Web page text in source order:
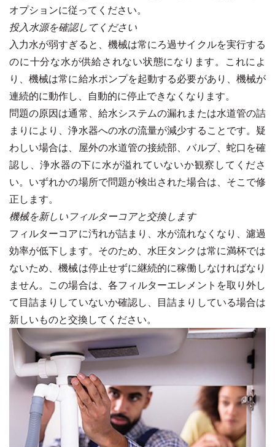
オプションに従ってください。
投入水源を確認してください
入力水が弱すぎると、機械は常にろ過サイクルを実行する
のに十分な水が供給されない状態になります。これによ
り、機械は常に給水ポンプを起動する必要があり、機械が
連続的に動作し、自動的に停止できなくなります。
問題の原因は通常、給水システムの漏れまたは水道管の詰
まりにより、浄水器への水の流量が減少することです。疑
わしい場合は、屋外の水道管の接続部、バルブ、蛇口を確
認し、浄水器の下に水が溢れていないか観察してくださ
い。いずれかの場所で問題が検出された場合は、そこで修
正します。
機械を新しいフィルターコアと交換します
フィルターコアに汚れが詰まり、水が流れなくなり、濾過
効率が低下します。そのため、水圧タンクは常に満杯では
ないため、機械は停止せずに継続的に稼働しなければなり
ません。この場合は、各フィルターエレメントを取り外し
て目詰まりしていないか確認し、目詰まりしている場合は
新しいものと交換してください。